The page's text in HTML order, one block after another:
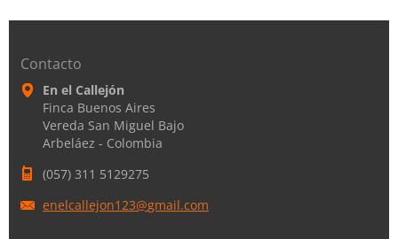
Contacto
En el Callejón
Finca Buenos Aires
Vereda San Miguel Bajo
Arbeláez - Colombia
(057) 311 5129275
enelcallejon123@gmail.com